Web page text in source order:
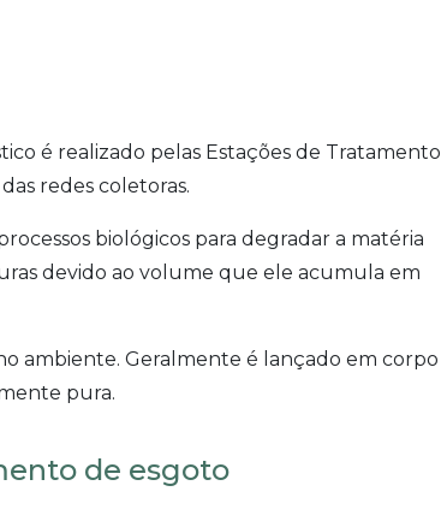
é realizado pelas Estações de Tratamento
redes coletoras.
biológicos para degradar a matéria
devido ao volume que ele acumula em
ambiente. Geralmente é lançado em corpo
pura.
de esgoto